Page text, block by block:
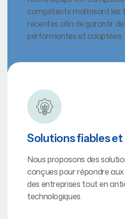
compétents maîtrisant les
récentes afin de garantir
performantes et adaptées.
Solutions fiables
Nous proposons des
conçues pour répondre
des entreprises tout en
technologiques.